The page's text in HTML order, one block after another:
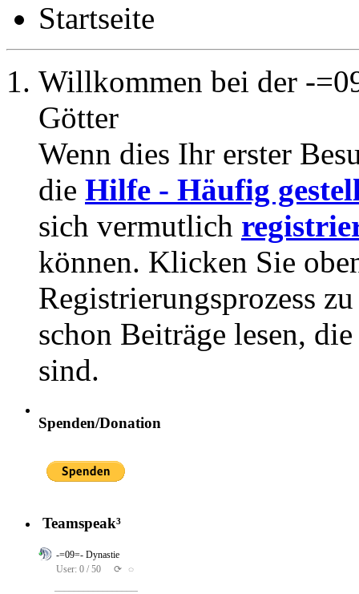
Startseite
Willkommen bei der -
Götter
Wenn dies Ihr erster
die Hilfe - Häufig
sich vermutlich
können. Klicken Sie
Registrierungsprozess
schon Beiträge lesen,
sind.
Spenden/Donation
Teamspeak³
-=09=- Dynastie
User: 0 / 50
⟳ ◌